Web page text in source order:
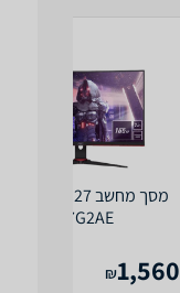
C27G2AE
1,560
₪